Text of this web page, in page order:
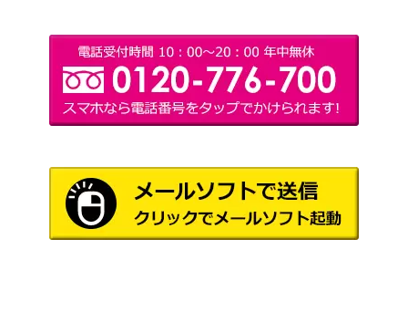
完璧なトレース 黒
川あかね【OSK/S
107-068SP】
ブシロード
（推しの子）
摩天楼のダークヒ
リーパー【HBR/W
117-085SP】
Vol.2）
夜はなにいろ 浅倉
透【ISC/S110-101
ブシロード
（アイドルマスター シャイニ